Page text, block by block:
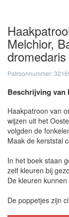
Melchior,
dromedaris
Patroonnummer:
Beschrijving van
Haakpatroon van
wijzen uit het
volgden de
Maak de kerststal
In het boek staan
zelf kleuren bij
De kleuren
De poppetjes zijn